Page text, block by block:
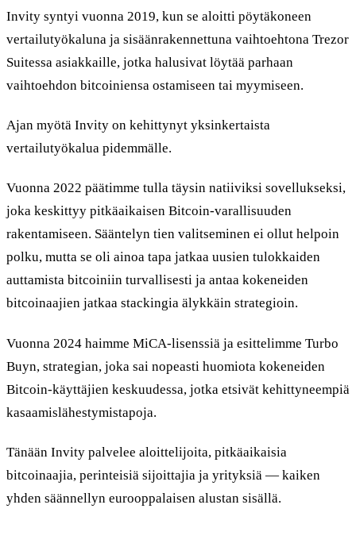
Invity syntyi vuonna 2019, kun se aloitti pöytäkoneen
vertailutyökaluna ja sisäänrakennettuna vaihtoehtona Trezor
Suitessa asiakkaille, jotka halusivat löytää parhaan
vaihtoehdon bitcoiniensa ostamiseen tai myymiseen.
Ajan myötä Invity on kehittynyt yksinkertaista
vertailutyökalua pidemmälle.
Vuonna 2022 päätimme tulla täysin natiiviksi sovellukseksi,
joka keskittyy pitkäaikaisen Bitcoin-varallisuuden
rakentamiseen. Sääntelyn tien valitseminen ei ollut helpoin
polku, mutta se oli ainoa tapa jatkaa uusien tulokkaiden
auttamista bitcoiniin turvallisesti ja antaa kokeneiden
bitcoinaajien jatkaa stackingia älykkäin strategioin.
Vuonna 2024 haimme MiCA-lisenssiä ja esittelimme Turbo
Buyn, strategian, joka sai nopeasti huomiota kokeneiden
Bitcoin-käyttäjien keskuudessa, jotka etsivät kehittyneempiä
kasaamislähestymistapoja.
Tänään Invity palvelee aloittelijoita, pitkäaikaisia
bitcoinaajia, perinteisiä sijoittajia ja yrityksiä — kaiken
yhden säännellyn eurooppalaisen alustan sisällä.